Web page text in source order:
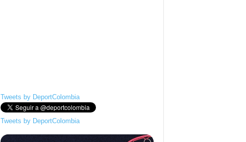
Tweets by DeportColombia
Tweets by DeportColombia